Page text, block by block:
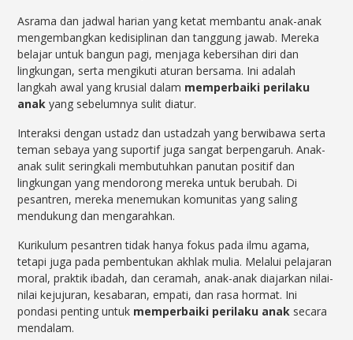
Asrama dan jadwal harian yang ketat membantu anak-anak
mengembangkan kedisiplinan dan tanggung jawab. Mereka
belajar untuk bangun pagi, menjaga kebersihan diri dan
lingkungan, serta mengikuti aturan bersama. Ini adalah
langkah awal yang krusial dalam memperbaiki perilaku
anak yang sebelumnya sulit diatur.
Interaksi dengan ustadz dan ustadzah yang berwibawa serta
teman sebaya yang suportif juga sangat berpengaruh. Anak-
anak sulit seringkali membutuhkan panutan positif dan
lingkungan yang mendorong mereka untuk berubah. Di
pesantren, mereka menemukan komunitas yang saling
mendukung dan mengarahkan.
Kurikulum pesantren tidak hanya fokus pada ilmu agama,
tetapi juga pada pembentukan akhlak mulia. Melalui pelajaran
moral, praktik ibadah, dan ceramah, anak-anak diajarkan nilai-
nilai kejujuran, kesabaran, empati, dan rasa hormat. Ini
pondasi penting untuk memperbaiki perilaku anak secara
mendalam.